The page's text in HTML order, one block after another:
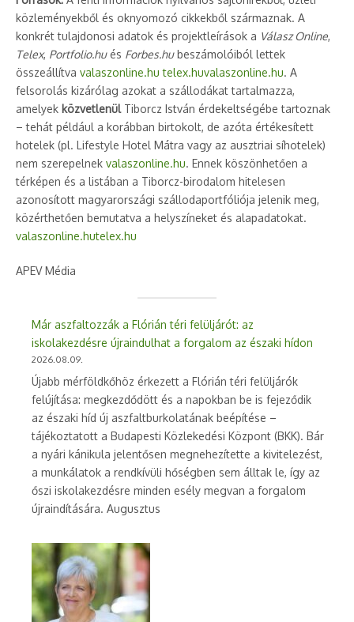
közleményekből és oknyomozó cikkekből származnak. A
konkrét tulajdonosi adatok és projektleírások a Válasz Online,
Telex, Portfolio.hués Forbes.hubeszámolóiból lettek
összeállítva valaszonline.hu telex.huvalaszonline.hu. A
felsorolás kizárólag azokat a szállodákat tartalmazza,
amelyek közvetlenülTiborcz István érdekeltségébe tartoznak
– tehát például a korábban birtokolt, de azóta értékesített
hotelek (pl. Lifestyle Hotel Mátra vagy az ausztriai síhotelek)
nem szerepelnek valaszonline.hu. Ennek köszönhetően a
térképen és a listában a Tiborcz-birodalom hitelesen
azonosított magyarországi szállodaportfóliója jelenik meg,
közérthetően bemutatva a helyszíneket és alapadatokat.
valaszonline.hutelex.hu
APEV Média
Már aszfaltozzák a Flórián téri felüljárót: az
iskolakezdésre újraindulhat a forgalom az északi hídon
2026.08.09.
Újabb mérföldkőhöz érkezett a Flórián téri felüljárók
felújítása: megkezdődött és a napokban be is fejeződik
az északi híd új aszfaltburkolatának beépítése –
tájékoztatott a Budapesti Közlekedési Központ (BKK). Bár
a nyári kánikula jelentősen megnehezítette a kivitelezést,
a munkálatok a rendkívüli hőségben sem álltak le, így az
őszi iskolakezdésre minden esély megvan a forgalom
újraindítására. Augusztus